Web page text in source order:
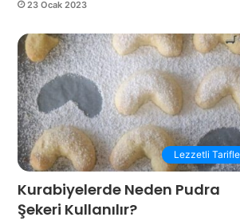
23 Ocak 2023
Lezzetli
Kurabiyelerde Neden Pudra
Şekeri Kullanılır?